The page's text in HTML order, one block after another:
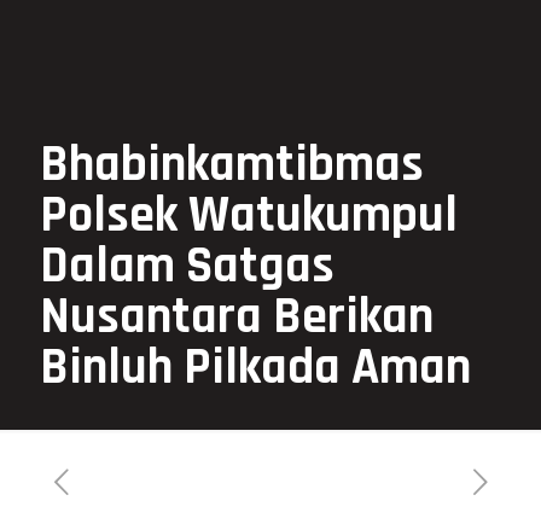
Bhabinkamtibmas
Polsek Watukumpul
Dalam Satgas
Nusantara Berikan
Binluh Pilkada Aman